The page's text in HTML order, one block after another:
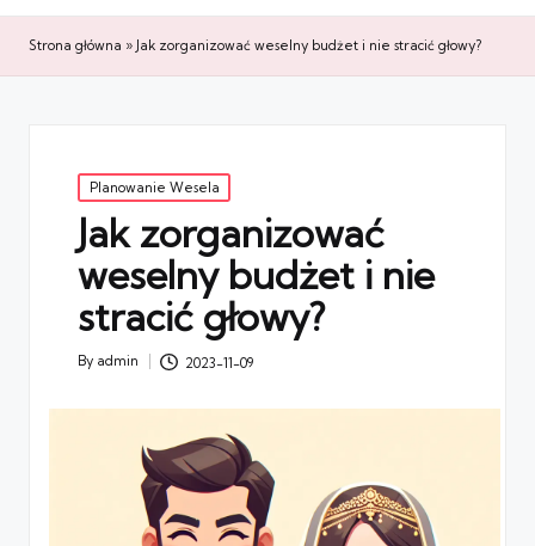
Strona główna » Jak zorganizować weselny budżet i nie stracić głowy?
Posted
in
Planowanie Wesela
Jak zorganizować
weselny budżet i nie
stracić głowy?
Posted
By admin 2023-11-09